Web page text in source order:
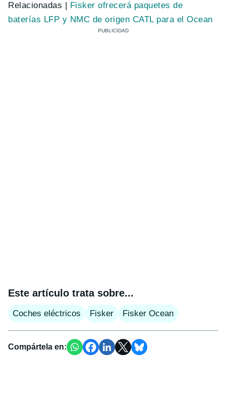
Relacionadas |
Fisker ofrecerá paquetes de
baterías LFP y NMC de origen CATL para el Ocean
Este artículo trata sobre...
Coches eléctricos Fisker Fisker Ocean
Compártela en: